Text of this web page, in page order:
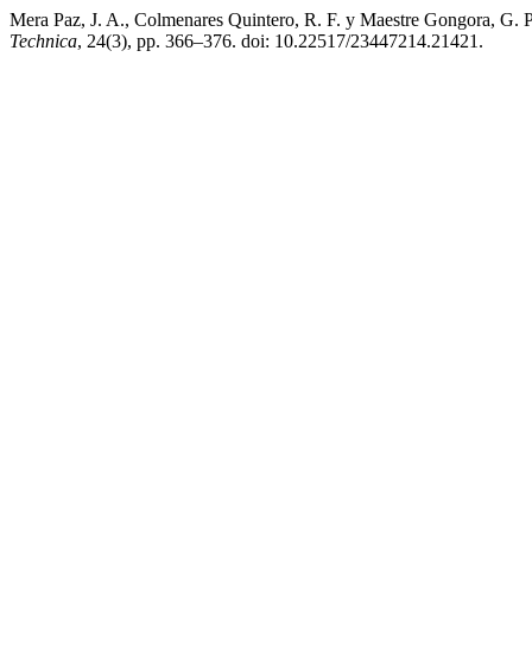
Mera Paz, J. A., Colmenares Quintero, R. F. y Maestre Gongora,
Technica, 24(3), pp. 366–376. doi: 10.22517/23447214.21421.